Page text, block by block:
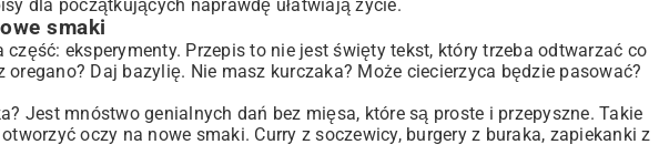
dla początkujących naprawdę ułatwiają życie.
smaki
eksperymenty. Przepis to nie jest święty tekst, który trzeba odtwarzać co
Daj bazylię. Nie masz kurczaka? Może ciecierzyca będzie pasować?
Jest mnóstwo genialnych dań bez mięsa, które są proste i przepyszne. Takie
oczy na nowe smaki. Curry z soczewicy, burgery z buraka, zapiekanki z